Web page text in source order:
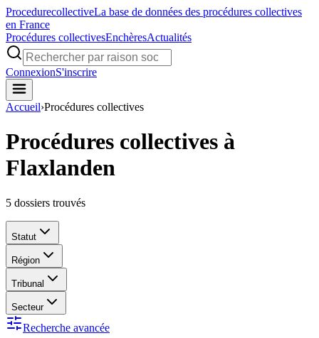
ProcedurecollectiveLa base de données des procédures collectives
en France
Procédures collectivesEnchèresActualités
ConnexionS'inscrire
Accueil›Procédures collectives
Procédures collectives à
Flaxlanden
5 dossiers trouvés
Statut
Région
Tribunal
Secteur
Recherche avancée